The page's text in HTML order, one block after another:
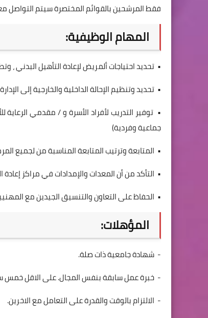
فقط المرشحين بالقوائم المختصرة سيتم التواصل
المهام الوظيفية:
• تحديد احتياجات ألمريض لإعادة التأهيل البدني ،
• تحديد وتنظيم الإحالة الداخلية والخارجية إلى
• توفير التدريب لأفراد الأسرة و / مقدمي
جماعية وفردية)
• المتابعة وترتيب المتابعة المناسبة من لجميع
• التأكد من أن المعدات والإمدادات في مراكز
• الحفاظ على التعاون والتنسيق الجيدين مع
المؤهلات:
- شهادة جامعية ذات صلة.
- خبرة عمل سابقة بنفس المجال. على الاقل خمس
- الالتزام بالوقت والقدرة على التعامل مع الاخرين.